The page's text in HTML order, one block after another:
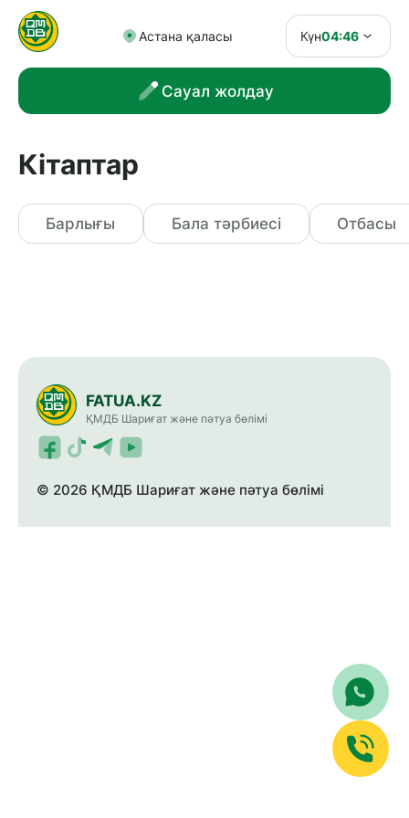
Астана қаласы Күн04:46
Сауал жолдау
Кітаптар
Барлығы Бала тәрбиесі Отбасы
FATUA.KZ
ҚМДБ Шариғат және пәтуа бөлімі
© 2026 ҚМДБ Шариғат және пәтуа бөлімі